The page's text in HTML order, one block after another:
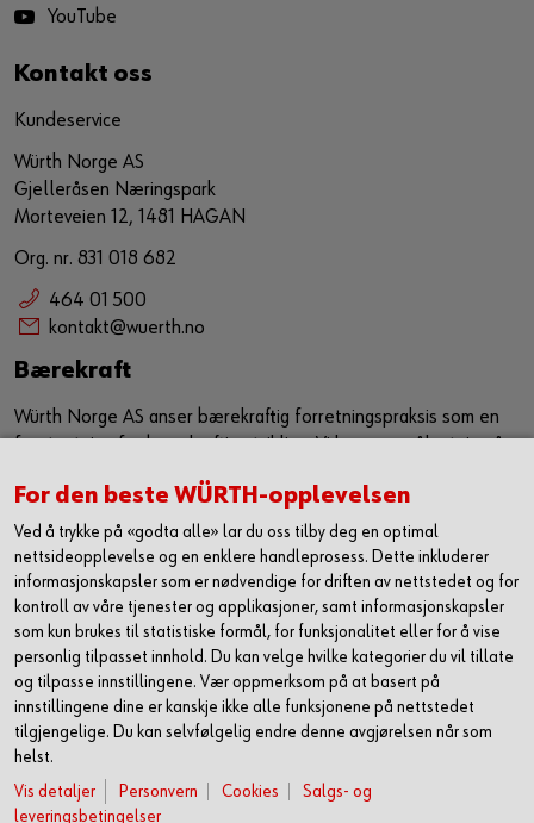
YouTube
Kontakt oss
Kundeservice
Würth Norge AS
Gjelleråsen Næringspark
Morteveien 12, 1481 HAGAN
Org. nr. 831 018 682
464 01 500
kontakt@wuerth.no
Bærekraft
Würth Norge AS anser bærekraftig forretningspraksis som en
forutsetning for bærekraftig utvikling. Vi har som målsetning å
jobber sammen med vår eksiterende strategi for å ytterligere
forbedre, samt utvikle våre leveranser i markedet. Vi ønsker
med dette å utgjøre en positiv påvirkning både på samfunn og
miljø.
Les mer om hvordan vi jobber med HMS og
bærekraft
For den beste WÜRTH-opplevelsen
Ved å trykke på «godta alle» lar du oss tilby deg en optimal
nettsideopplevelse og en enklere handleprosess. Dette inkluderer
informasjonskapsler som er nødvendige for driften av nettstedet og for
kontroll av våre tjenester og applikasjoner, samt informasjonskapsler
som kun brukes til statistiske formål, for funksjonalitet eller for å vise
personlig tilpasset innhold. Du kan velge hvilke kategorier du vil tillate
og tilpasse innstillingene. Vær oppmerksom på at basert på
innstillingene dine er kanskje ikke alle funksjonene på nettstedet
tilgjengelige. Du kan selvfølgelig endre denne avgjørelsen når som
helst.
Vis detaljer
Personvern Cookies
Salgs- og
leveringsbetingelser